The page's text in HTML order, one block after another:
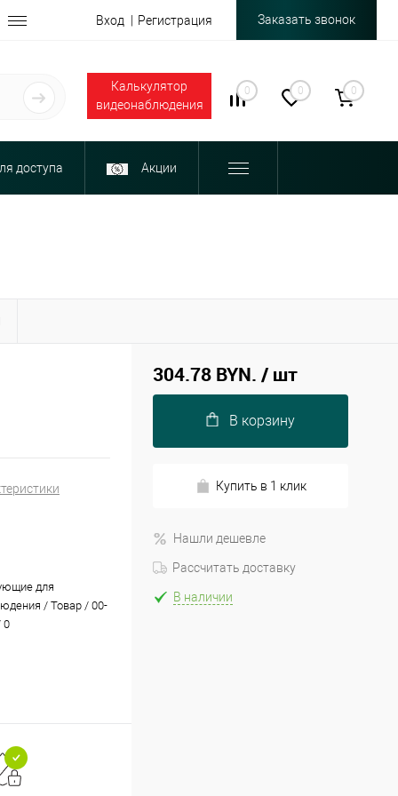
Вход Регистрация Заказать звонок
Калькулятор
видеонаблюдения
0 0 0
доступа Акции
для
/ Товар / 00-
0
304.78 BYN. / шт
В корзину
Купить в 1 клик
Нашли дешевле
Рассчитать доставку
В наличии